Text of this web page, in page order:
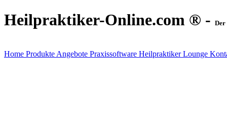
Heilpraktiker-Online.com ® - Der
Home Produkte Angebote Praxissoftware Heilpraktiker Lounge